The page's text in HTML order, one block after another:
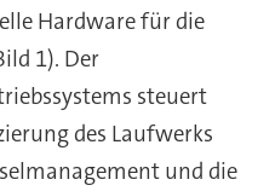
Hardware für die
1). Der
steuert
des Laufwerks
und die